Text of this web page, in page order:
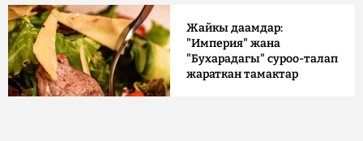
Жайкы даамдар:
"Империя" жана
"Бухарадагы" суроо-талап
жараткан тамактар